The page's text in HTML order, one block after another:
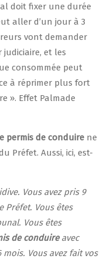
doit fixer une durée
aller d’un jour à 3
vont demander
judiciaire, et les
consommée peut
à réprimer plus fort
». Effet Palmade
permis de conduire ne
Préfet. Aussi, ici, est-
Vous avez pris 9
Préfet. Vous êtes
Vous êtes
de conduireavec
Vous avez fait vos